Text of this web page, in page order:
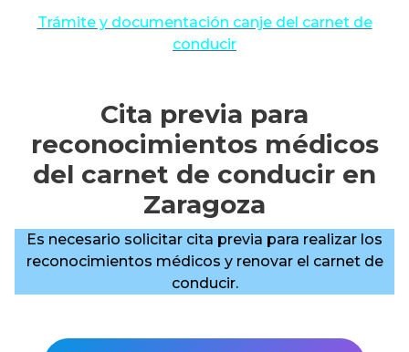
Trámite y documentación canje del carnet de
conducir
Cita previa para
reconocimientos médicos
del carnet de conducir en
Zaragoza
Es necesario solicitar cita previa para realizar los
reconocimientos médicos y renovar el carnet de
conducir.